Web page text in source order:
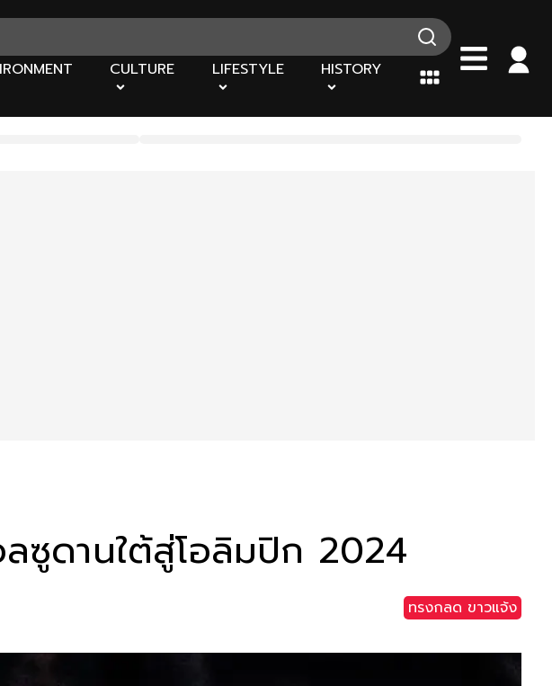
CULTURE LIFESTYLE HISTORY
ซูดานใต้สู่โอลิมปิก 2024
ทรงกลด ขาวแจ้ง